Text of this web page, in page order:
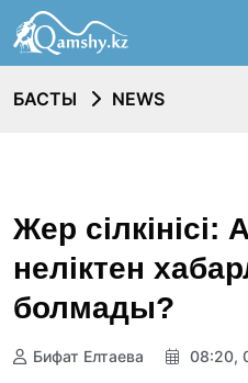
БАСТЫ NEWS
Жер
неліктен
болмады?
Бифат Елтаева 08:20,